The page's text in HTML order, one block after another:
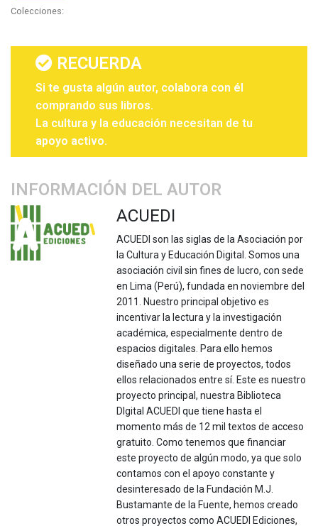
Colecciones:
RECUERDA
Si te gusta algún autor, colabora con él
comprando sus libros.
La cultura y la educación necesitan de tu
apoyo activo.
INFORMACIÓN DEL AUTOR
ACUEDI
ACUEDI son las siglas de la Asociación por
la Cultura y Educación Digital. Somos una
asociación civil sin fines de lucro, con sede
en Lima (Perú), fundada en noviembre del
2011. Nuestro principal objetivo es
incentivar la lectura y la investigación
académica, especialmente dentro de
espacios digitales. Para ello hemos
diseñado una serie de proyectos, todos
ellos relacionados entre sí. Este es nuestro
proyecto principal, nuestra Biblioteca
DIgital ACUEDI que tiene hasta el
momento más de 12 mil textos de acceso
gratuito. Como tenemos que financiar
este proyecto de algún modo, ya que solo
contamos con el apoyo constante y
desinteresado de la Fundación M.J.
Bustamante de la Fuente, hemos creado
otros proyectos como ACUEDI Ediciones,